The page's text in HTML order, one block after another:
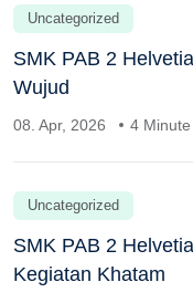
Uncategorized
SMK PAB 2
Wujud
08. Apr, 2026 4 Minute
Uncategorized
SMK PAB 2
Kegiatan Khatam